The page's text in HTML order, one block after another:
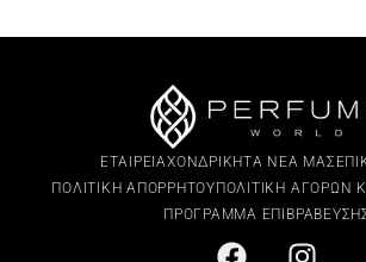
ΕΤΑΙΡΕΙΑΧΟΝΔΡΙΚΗΤΑ ΝΕΑ ΜΑΣ
ΠΟΛΙΤΙΚΗ ΑΠΟΡΡΗΤΟΥΠΟΛΙΤΙΚΗ ΑΓΟΡΩΝ
ΠΡΟΓΡΑΜΜΑ